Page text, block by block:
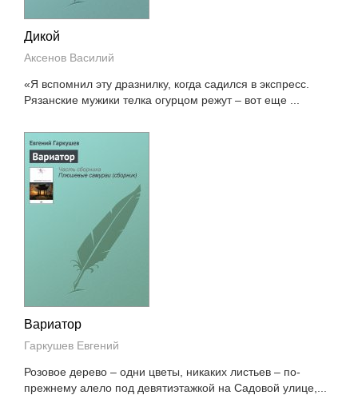
Дикой
Аксенов Василий
«Я вспомнил эту дразнилку, когда садился в экспресс.
Рязанские мужики телка огурцом режут – вот еще ...
Вариатор
Гаркушев Евгений
Розовое дерево – одни цветы, никаких листьев – по-
прежнему алело под девятиэтажкой на Садовой улице,...